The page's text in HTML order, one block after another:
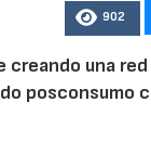
902
una
posconsumo